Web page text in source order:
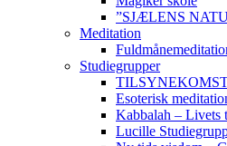
”SJÆLENS
Meditation
Studiegrupper
Esoterisk
Kabbalah – Livets
Lucille